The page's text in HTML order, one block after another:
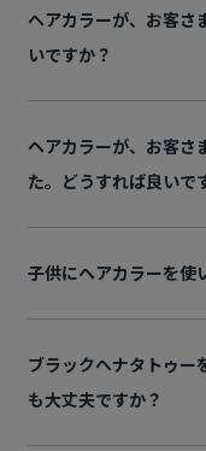
ヘアカラーが、お客さ
いですか？
ヘアカラーが、お客さ
た。どうすれば良いで
子供にヘアカラーを使
ブラックヘナタトゥー
も大丈夫ですか？